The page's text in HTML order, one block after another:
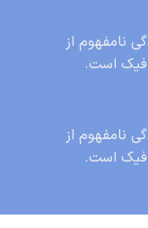
از
است.
از
است.